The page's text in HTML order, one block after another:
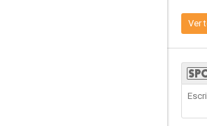
Ver